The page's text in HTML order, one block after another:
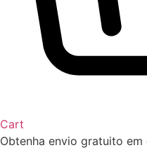
Cart
Obtenha envio gratuito